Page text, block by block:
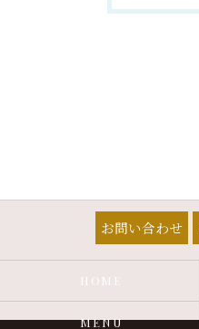
お問い合わせ
HOME
MENU